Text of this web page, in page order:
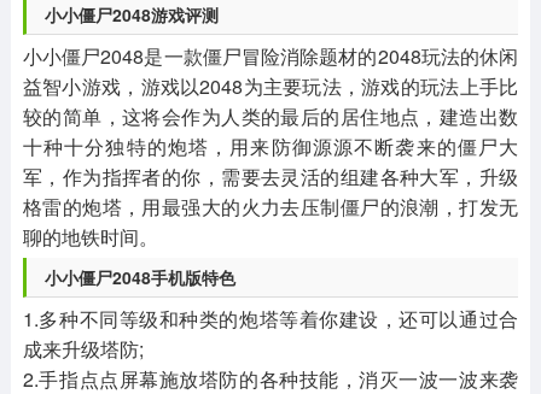
小小僵尸2048游戏评测
小小僵尸2048是一款僵尸冒险消除题材的2048玩法的休闲
益智小游戏，游戏以2048为主要玩法，游戏的玩法上手比
较的简单，这将会作为人类的最后的居住地点，建造出数
十种十分独特的炮塔，用来防御源源不断袭来的僵尸大
军，作为指挥者的你，需要去灵活的组建各种大军，升级
格雷的炮塔，用最强大的火力去压制僵尸的浪潮，打发无
聊的地铁时间。
小小僵尸2048手机版特色
1.多种不同等级和种类的炮塔等着你建设，还可以通过合
成来升级塔防;
2.手指点点屏幕施放塔防的各种技能，消灭一波一波来袭